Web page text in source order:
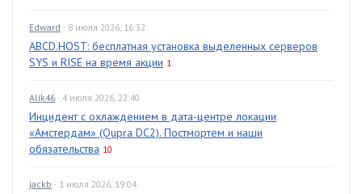
Edward · 8 июля 2026, 16:32
ABCD.HOST: бесплатная установка выделенных серверов
SYS и RISE на время акции 1
Alik46 · 4 июля 2026, 22:40
Инцидент с охлаждением в дата-центре локации
«Амстердам» (Qupra DC2). Постмортем и наши
обязательства 10
jackb · 1 июля 2026, 19:04